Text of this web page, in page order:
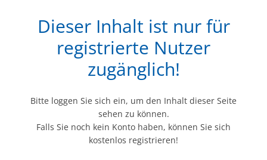
Dieser Inhalt ist nur für
registrierte Nutzer
zugänglich!
Bitte loggen Sie sich ein, um den Inhalt dieser Seite
sehen zu können.
Falls Sie noch kein Konto haben, können Sie sich
kostenlos registrieren!